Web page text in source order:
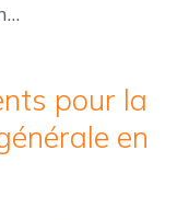
pour la
en